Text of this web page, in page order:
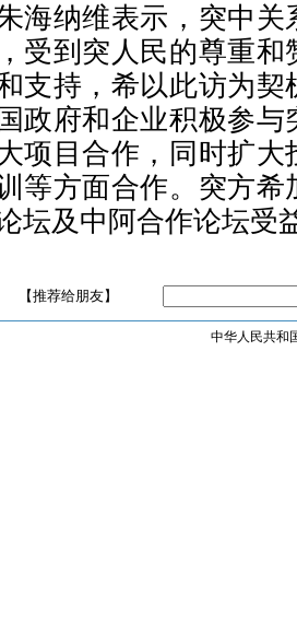
纳维表示，突中关
受到突人民的尊重
支持，希以此访为
政府和企业积极参
项目合作，同时扩
等方面合作。突方
坛及中阿合作论坛受
【推荐给朋友】
中华人民共和